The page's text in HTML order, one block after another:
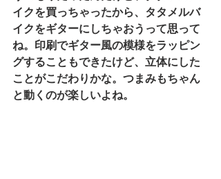
イクを買っちゃったから、タタメルバ
イクをギターにしちゃおうって思って
ね。印刷でギター風の模様をラッピン
グすることもできたけど、立体にした
ことがこだわりかな。つまみもちゃん
と動くのが楽しいよね。